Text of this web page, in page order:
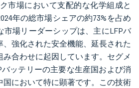
市場において支配的な化学組成と
年の総市場シェアの約73%を占め
市場リーダーシップは、主にLFPバ
、強化された安全機能、延長された
合わせに起因しています。セグメ
ッテリーの主要な生産国および消
国において特に顕著です。この技術